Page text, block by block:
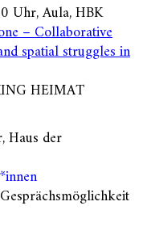
Uhr, Aula, HBK
– Collaborative
spatial struggles in
HEIMAT
Haus der